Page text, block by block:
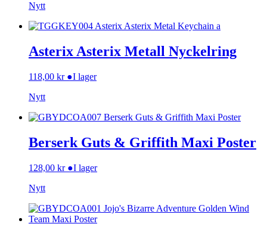
Nytt
Asterix Asterix Metall Nyckelring
118,00 kr ●I lager
Nytt
Berserk Guts & Griffith Maxi Poster
128,00 kr ●I lager
Nytt